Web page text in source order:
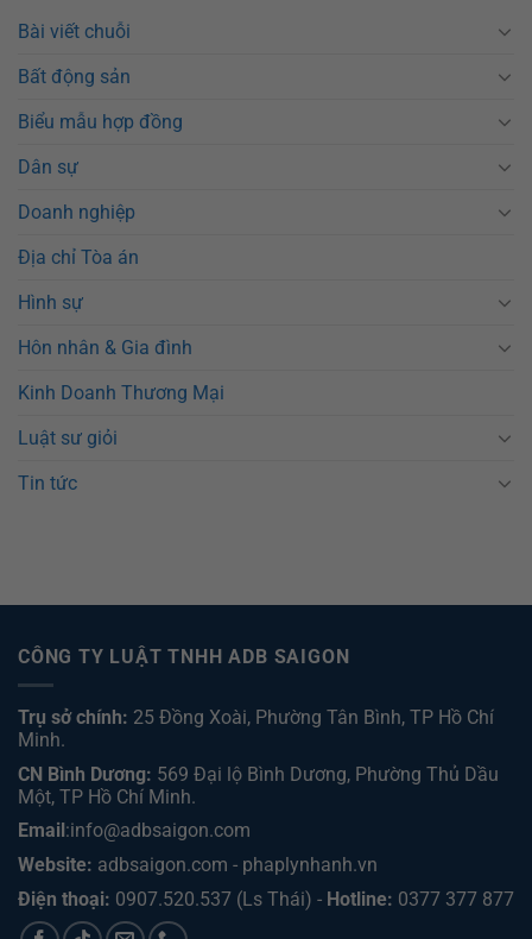
Bài viết chuỗi
Bất động sản
Biểu mẫu hợp đồng
Dân sự
Doanh nghiệp
Địa chỉ Tòa án
Hình sự
Hôn nhân & Gia đình
Kinh Doanh Thương Mại
Luật sư giỏi
Tin tức
CÔNG TY LUẬT TNHH ADB SAIGON
Trụ sở chính: 25 Đồng Xoài, Phường Tân Bình, TP Hồ Chí
Minh.
CN Bình Dương: 569 Đại lộ Bình Dương, Phường Thủ Dầu
Một, TP Hồ Chí Minh.
Email :info@adbsaigon.com
Website: adbsaigon.com - phaplynhanh.vn
Điện thoại: 0907.520.537 (Ls Thái) - Hotline: 0377 377 877